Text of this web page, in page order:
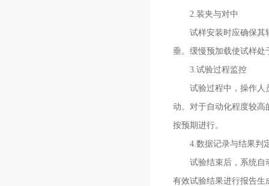
2.装夹与对中
试样安装时应确保其轴
垂。缓慢预加载使试样处
3.试验过程监控
试验过程中，操作人员
动。对于自动化程度较高
按预期进行。
4.数据记录与结果判
试验结束后，系统自动
有效试验结果进行报告生